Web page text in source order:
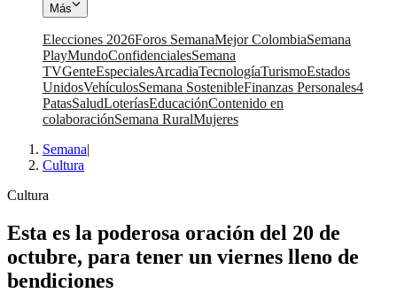
Más
Elecciones 2026Foros SemanaMejor ColombiaSemana
PlayMundoConfidencialesSemana
TVGenteEspecialesArcadiaTecnologíaTurismoEstados
UnidosVehículosSemana SostenibleFinanzas Personales4
PatasSaludLoteríasEducaciónContenido en
colaboraciónSemana RuralMujeres
Semana|
Cultura
Cultura
Esta es la poderosa oración del 20 de
octubre, para tener un viernes lleno de
bendiciones